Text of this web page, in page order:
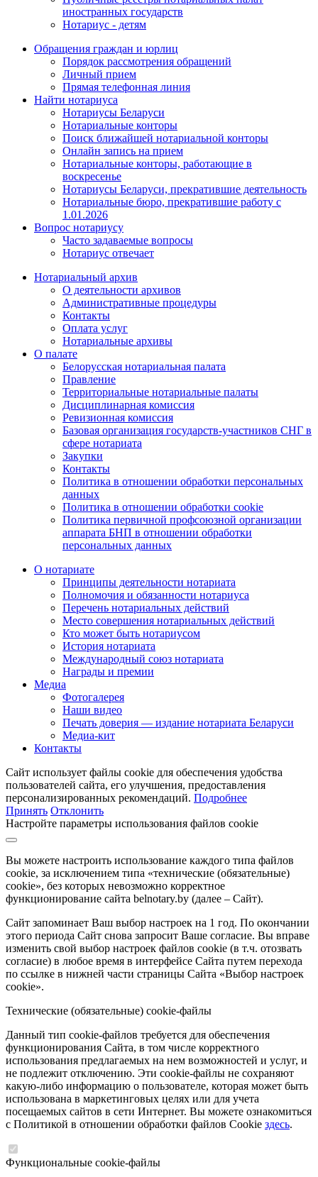
иностранных государств
Нотариус - детям
Обращения граждан и юрлиц
Порядок рассмотрения обращений
Личный прием
Прямая телефонная линия
Найти нотариуса
Нотариусы Беларуси
Нотариальные конторы
Поиск ближайшей нотариальной конторы
Онлайн запись на прием
Нотариальные конторы, работающие в
воскресенье
Нотариусы Беларуси, прекратившие деятельность
Нотариальные бюро, прекратившие работу с
1.01.2026
Вопрос нотариусу
Часто задаваемые вопросы
Нотариус отвечает
Нотариальный архив
О деятельности архивов
Административные процедуры
Контакты
Оплата услуг
Нотариальные архивы
О палате
Белорусская нотариальная палата
Правление
Территориальные нотариальные палаты
Дисциплинарная комиссия
Ревизионная комиссия
Базовая организация государств-участников СНГ в
сфере нотариата
Закупки
Контакты
Политика в отношении обработки персональных
данных
Политика в отношении обработки cookie
Политика первичной профсоюзной организации
аппарата БНП в отношении обработки
персональных данных
О нотариате
Принципы деятельности нотариата
Полномочия и обязанности нотариуса
Перечень нотариальных действий
Место совершения нотариальных действий
Кто может быть нотариусом
История нотариата
Международный союз нотариата
Награды и премии
Медиа
Фотогалерея
Наши видео
Печать доверия — издание нотариата Беларуси
Медиа-кит
Контакты
Сайт использует файлы cookie для обеспечения удобства
пользователей сайта, его улучшения, предоставления
персонализированных рекомендаций. Подробнее
Принять Отклонить
Настройте параметры использования файлов cookie
Вы можете настроить использование каждого типа файлов
cookie, за исключением типа «технические (обязательные)
cookie», без которых невозможно корректное
функционирование сайта belnotary.by (далее – Сайт).
Сайт запоминает Ваш выбор настроек на 1 год. По окончании
этого периода Сайт снова запросит Ваше согласие. Вы вправе
изменить свой выбор настроек файлов cookie (в т.ч. отозвать
согласие) в любое время в интерфейсе Сайта путем перехода
по ссылке в нижней части страницы Сайта «Выбор настроек
cookie».
Технические (обязательные) cookie-файлы
Данный тип cookie-файлов требуется для обеспечения
функционирования Сайта, в том числе корректного
использования предлагаемых на нем возможностей и услуг, и
не подлежит отключению. Эти cookie-файлы не сохраняют
какую-либо информацию о пользователе, которая может быть
использована в маркетинговых целях или для учета
посещаемых сайтов в сети Интернет. Вы можете ознакомиться
с Политикой в отношении обработки файлов Cookie здесь.
Функциональные cookie-файлы